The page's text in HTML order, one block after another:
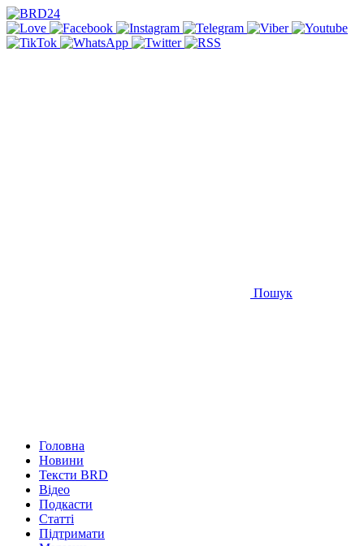
Пошук
Головна
Новини
Тексти BRD
Відео
Подкасти
Статті
Підтримати